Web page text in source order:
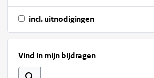
incl. uitnodigingen
Vind in mijn bijdragen